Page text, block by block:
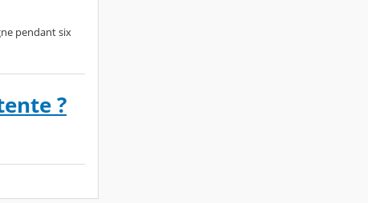
pendant six
?